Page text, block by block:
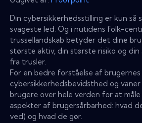
Din cybersikkerhedsstilling er kun så
svageste led. Og i nutidens folk-
trussellandskab betyder det dine
største aktiv, din største risiko og din
fra trusler.
For en bedre forståelse af brugernes
cybersikkerhedsbevidsthed og
brugere over hele verden for at
aspekter af brugersårbarhed: hvad
ved) og hvad de gør.